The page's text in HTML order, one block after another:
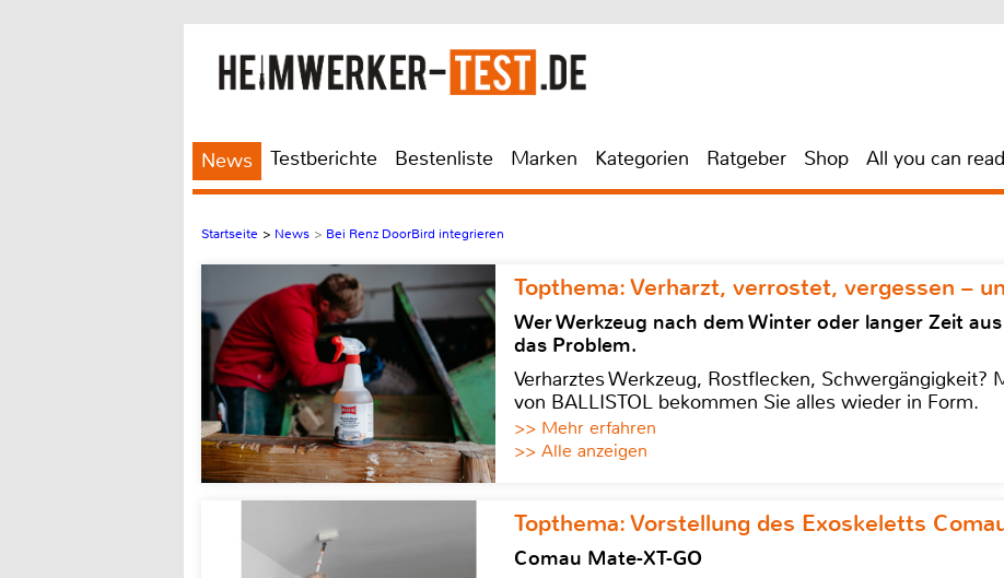
News Testberichte Bestenliste Marken Kategorien Ratgeber Shop All you can read
Startseite > News > Bei Renz DoorBird integrieren
Topthema: Verharzt, verrostet, vergessen –
Wer Werkzeug nach dem Winter oder langer Zeit
das Problem.
Verharztes Werkzeug, Rostflecken, Schwergängigkeit?
von BALLISTOL bekommen Sie alles wieder in Form.
>> Mehr erfahren
>> Alle anzeigen
Topthema: Vorstellung des Exoskeletts
Comau Mate-XT-GO